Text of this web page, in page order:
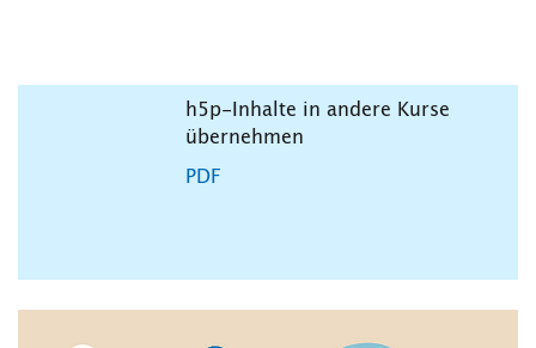
h5p-Inhalte in andere Kurse
übernehmen
PDF